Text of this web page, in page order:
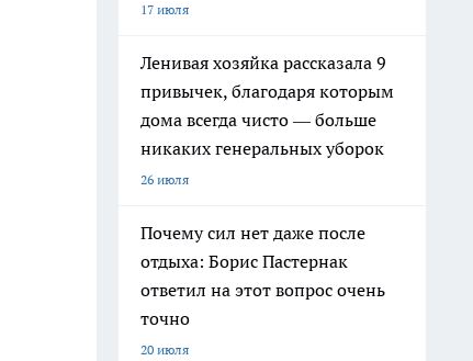
17 июля
Ленивая хозяйка рассказала 9
привычек, благодаря которым
дома всегда чисто — больше
никаких генеральных уборок
26 июля
Почему сил нет даже после
отдыха: Борис Пастернак
ответил на этот вопрос очень
точно
20 июля